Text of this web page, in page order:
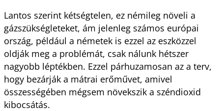
Lantos szerint kétségtelen, ez némileg növeli a
gázszükségleteket, ám jelenleg számos európai
ország, például a németek is ezzel az eszközzel
oldják meg a problémát, csak nálunk hétszer
nagyobb léptékben. Ezzel párhuzamosan az a terv,
hogy bezárják a mátrai erőművet, amivel
összességében mégsem növekszik a széndioxid
kibocsátás.